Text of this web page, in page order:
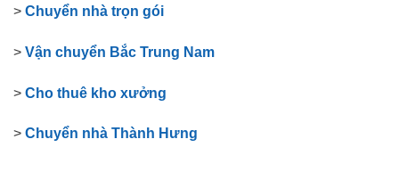
> Chuyển nhà trọn gói
> Vận chuyển Bắc Trung Nam
> Cho thuê kho xưởng
> Chuyển nhà Thành Hưng